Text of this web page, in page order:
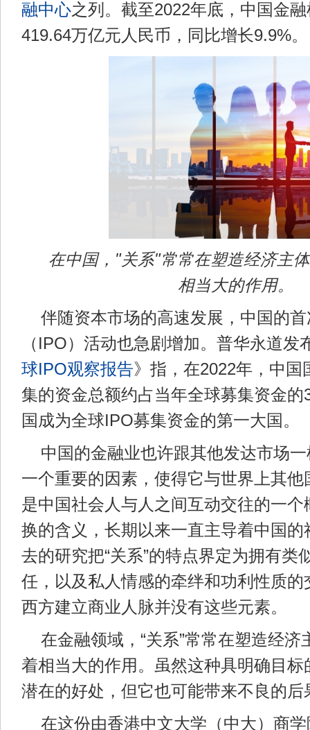
融中心之列。截至2022年底，中国金
419.64万亿元人民币，同比增长9.9%。
在中国，"关系"常常在塑造经济主
相当大的作用。
伴随资本市场的高速发展，中国的
（IPO）活动也急剧增加。普华永道发
球IPO观察报告》指，在2022年，中
集的资金总额约占当年全球募集资金的
国成为全球IPO募集资金的第一大国。
中国的金融业也许跟其他发达市场
一个重要的因素，使得它与世界上其他
是中国社会人与人之间互动交往的一
换的含义，长期以来一直主导着中国的
去的研究把“关系”的特点界定为拥有类
任，以及私人情感的牵绊和功利性质的
西方建立商业人脉并没有这些元素。
在金融领域，“关系”常常在塑造经
着相当大的作用。虽然这种具明确目标
潜在的好处，但它也可能带来不良的后
在这份由香港中文大学（中大）商